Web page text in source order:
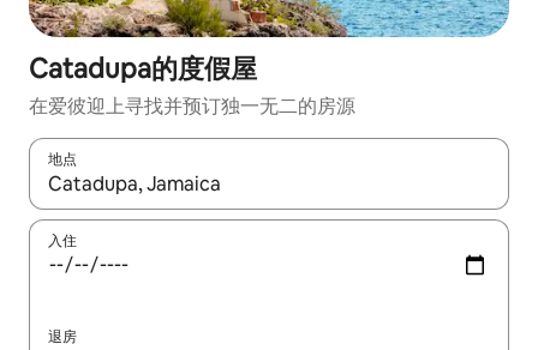
Catadupa的度假屋
在爱彼迎上寻找并预订独一无二的房源
地点
如有搜索结果，请使用上下方向键查看，或通过点击或滑动手势
入住
退房